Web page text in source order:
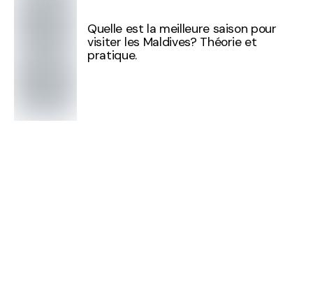
Quelle est la meilleure saison pour
visiter les Maldives? Théorie et
pratique.